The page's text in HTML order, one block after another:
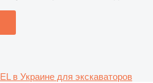
в Украине для экскаваторов